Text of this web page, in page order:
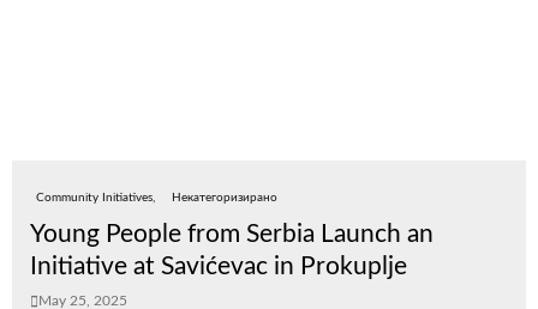
Community Initiatives Некатегоризирано
Young People from Serbia Launch an
Initiative at Savićevac in Prokuplje
May 25, 2025